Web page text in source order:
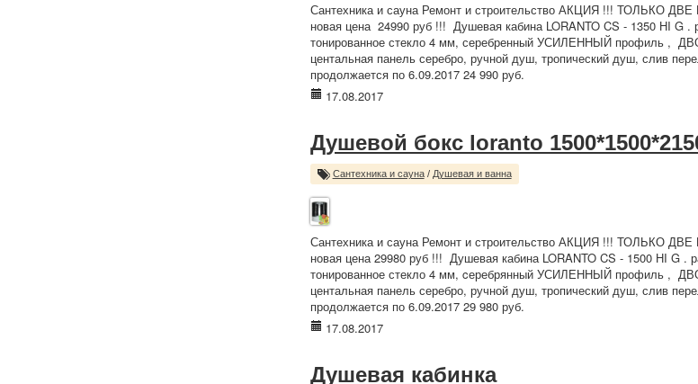
Сантехника и сауна Ремонт и строительство АКЦИЯ !!! ТОЛЬКО
новая цена 24990 руб !!! Душевая кабина LORANTO CS - 1350 НI G .
тонированное стекло 4 мм, серебренный УСИЛЕННЫЙ профиль ,
центальная панель серебро, ручной душ, тропический душ, слив
продолжается по 6.09.2017 24 990 руб.
17.08.2017
Душевой бокс loranto
Сантехника и сауна/ Душевая и ванна
Сантехника и сауна Ремонт и строительство АКЦИЯ !!! ТОЛЬКО
новая цена 29980 руб !!! Душевая кабина LORANTO CS - 1500 НI G .
тонированное стекло 4 мм, cеребрянный УСИЛЕННЫЙ профиль ,
центальная панель серебро, ручной душ, тропический душ, слив
продолжается по 6.09.2017 29 980 руб.
17.08.2017
Душевая кабинка